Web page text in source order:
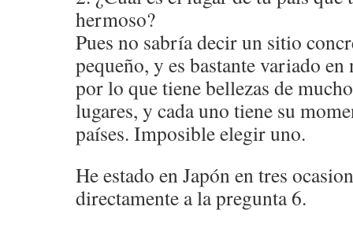
hermoso?
Pues no sabría decir un sitio
pequeño, y es bastante variado
por lo que tiene bellezas de
lugares, y cada uno tiene su
países. Imposible elegir uno.
He estado en Japón en tres
directamente a la pregunta 6.